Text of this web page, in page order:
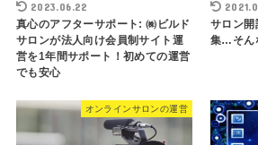
2023.06.22
真心のアフターサポート: ㈱ビルド
サロンが法人向け会員制サイト運
営を1年間サポート！初めての運営
でも安心
サロン開
集…そん
オンラインサロンの運営